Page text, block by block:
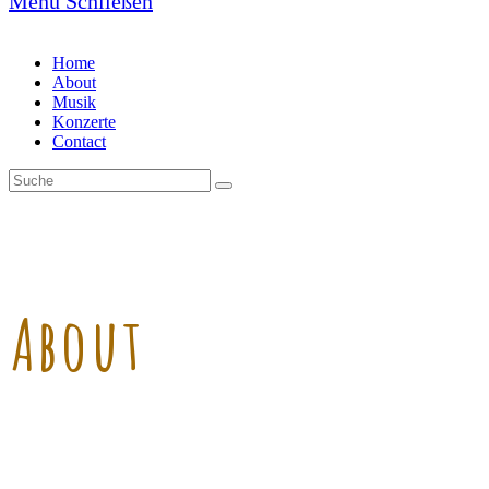
Home
About
Musik
Konzerte
Contact
About